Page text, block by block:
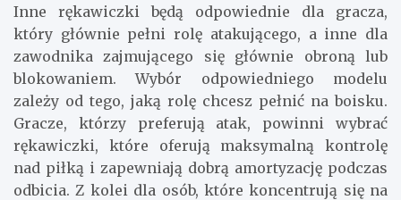
Inne rękawiczki będą odpowiednie dla gracza,
który głównie pełni rolę atakującego, a inne dla
zawodnika zajmującego się głównie obroną lub
blokowaniem. Wybór odpowiedniego modelu
zależy od tego, jaką rolę chcesz pełnić na boisku.
Gracze, którzy preferują atak, powinni wybrać
rękawiczki, które oferują maksymalną kontrolę
nad piłką i zapewniają dobrą amortyzację podczas
odbicia. Z kolei dla osób, które koncentrują się na